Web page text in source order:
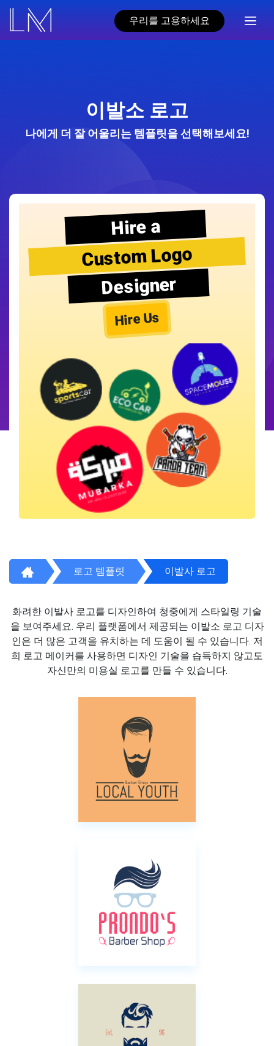
우리를 고용하세요
이발소 로고
나에게 더 잘 어울리는 템플릿을 선택해보세요!
Hire a
Custom Logo
Designer
Hire Us
로고 템플릿 이발사 로고
화려한 이발사 로고를 디자인하여 청중에게 스타일링 기술
을 보여주세요. 우리 플랫폼에서 제공되는 이발소 로고 디자
인은 더 많은 고객을 유치하는 데 도움이 될 수 있습니다. 저
희 로고 메이커를 사용하면 디자인 기술을 습득하지 않고도
자신만의 미용실 로고를 만들 수 있습니다.